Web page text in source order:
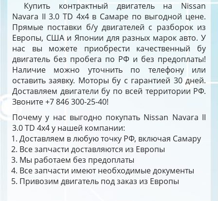
Купить контрактный двигатель на Nissan
Navara II 3.0 TD 4x4 в Самаре по выгодной цене.
Прямые поставки б/у двигателей с разборок из
Европы, США и Японии для разных марок авто. У
нас вы можете приобрести качественный бу
двигатель без пробега по РФ и без предоплаты!
Наличие можно уточнить по телефону или
оставить заявку. Моторы бу с гарантией 30 дней.
Доставляем двигатели бу по всей территории РФ.
Звоните +7 846 300-25-40!
Почему у нас выгодно покупать Nissan Navara II
3.0 TD 4x4 у нашей компании:
Доставляем в любую точку РФ, включая Самару
Все запчасти доставляются из Европы
Мы работаем без предоплаты
Все запчасти имеют необходимые документы
Привозим двигатель под заказ из Европы